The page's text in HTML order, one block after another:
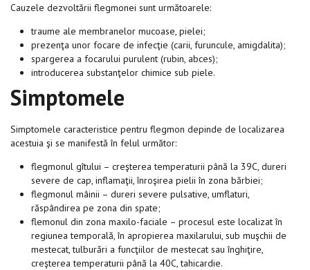
Cauzele dezvoltării flegmonei sunt următoarele:
traume ale membranelor mucoase, pielei;
prezenţa unor focare de infecţie (carii, furuncule, amigdalita);
spargerea a focarului purulent (rubin, abces);
introducerea substanţelor chimice sub piele.
Simptomele
Simptomele caracteristice pentru flegmon depinde de localizarea
acestuia şi se manifestă în felul următor:
flegmonul gîtului – creşterea temperaturii până la 39C, dureri
severe de cap, inflamaţii, înroşirea pielii în zona bărbiei;
flegmonul mâinii – dureri severe pulsative, umflaturi,
răspândirea pe zona din spate;
flemonul din zona maxilo-faciale – procesul este localizat în
regiunea temporală, în apropierea maxilarului, sub muşchii de
mestecat, tulburări a funcţiilor de mestecat sau înghiţire,
creşterea temperaturii până la 40C, tahicardie.